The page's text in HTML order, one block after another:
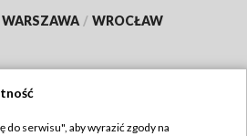
WARSZAWA / WROCŁAW
do serwisu", aby wyrazić zgody na